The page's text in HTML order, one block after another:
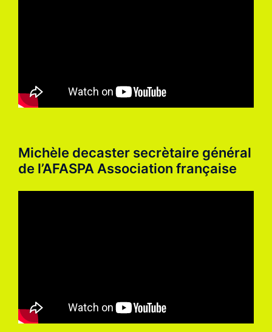
Michèle decaster secrètaire général
de l’AFASPA Association française